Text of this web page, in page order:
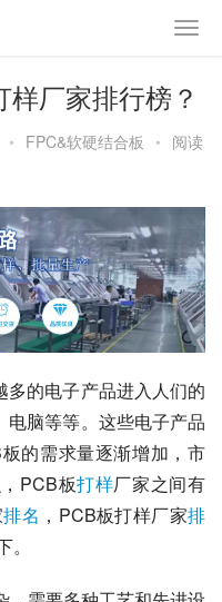
厂家排行榜？
• FPC&软硬结合板 • 阅读
的电子产品进入人们的
脑等等。这些电子产品
的需求量逐渐增加，市
PCB板打样厂家之间有
排名 ，PCB板打样厂家排